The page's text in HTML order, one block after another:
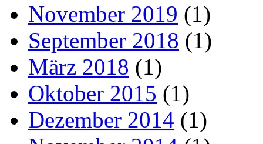
November 2019 (1)
September 2018 (1)
März 2018 (1)
Oktober 2015 (1)
Dezember 2014 (1)